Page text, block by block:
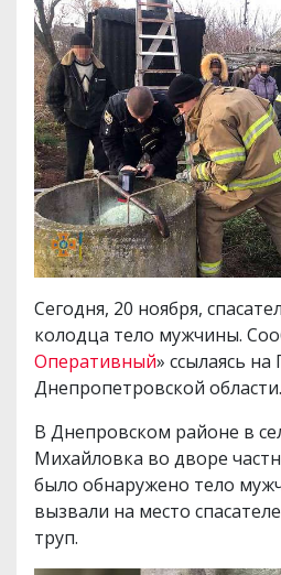
Сегодня, 20 ноября,
колодца тело мужчины.
Оперативный» ссылаясь на
Днепропетровской области.
В Днепровском районе в
Михайловка во дворе
было обнаружено тело
вызвали на место
труп.